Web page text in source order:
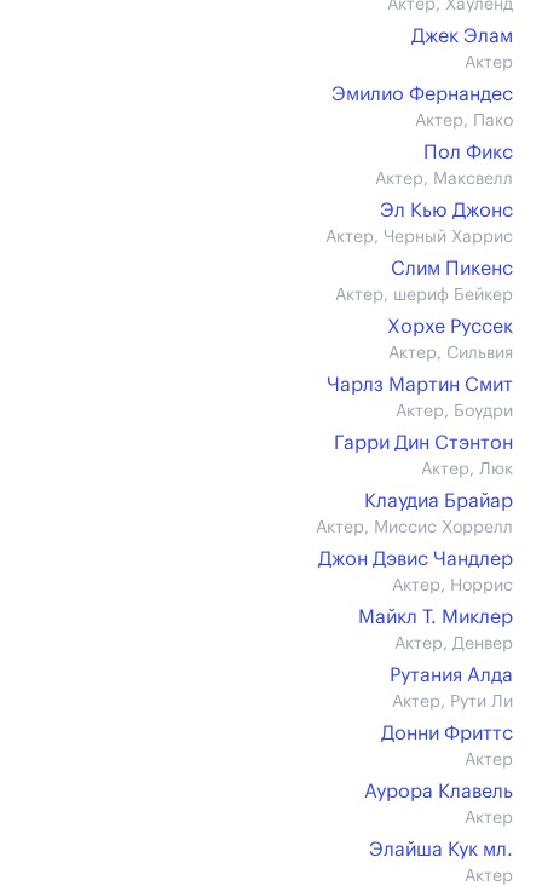
Актер, Хауленд
Джек Элам
Актер
Эмилио Фернандес
Актер, Пако
Пол Фикс
Актер, Максвелл
Эл Кью Джонс
Актер, Черный Харрис
Слим Пикенс
Актер, шериф Бейкер
Хорхе Руссек
Актер, Сильвия
Чарлз Мартин Смит
Актер, Боудри
Гарри Дин Стэнтон
Актер, Люк
Клаудиа Брайар
Актер, Миссис Хоррелл
Джон Дэвис Чандлер
Актер, Норрис
Майкл Т. Миклер
Актер, Денвер
Рутания Алда
Актер, Рути Ли
Донни Фриттс
Актер
Аурора Клавель
Актер
Элайша Кук мл.
Актер